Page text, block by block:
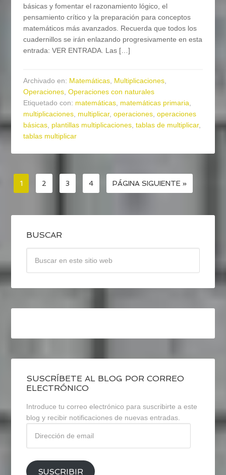
básicas y fomentar el razonamiento lógico, el
pensamiento crítico y la preparación para conceptos
matemáticos más avanzados. Recuerda que todos los
cuadernillos se irán enlazando progresivamente en esta
entrada: VER ENTRADA. Las […]
Archivado en: Matemáticas, Multiplicaciones,
Operaciones,Operaciones con naturales
Etiquetado con: matemáticas, matemáticas primaria,
multiplicaciones, multiplicar,operaciones,operaciones
básicas, plantillas multiplicaciones,tablas de multiplicar,
tablas multiplicar
1 2 3 4 PÁGINA SIGUIENTE »
BUSCAR
SUSCRÍBETE AL BLOG POR CORREO
ELECTRÓNICO
Introduce tu correo electrónico para suscribirte a este
blog y recibir notificaciones de nuevas entradas.
email
SUSCRIBIR